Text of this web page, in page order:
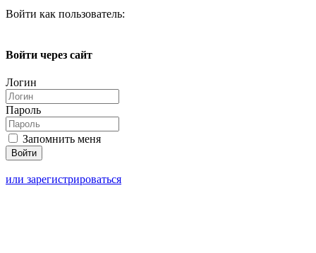
Войти как пользователь:
Войти через сайт
Логин
Пароль
Запомнить меня
или зарегистрироваться